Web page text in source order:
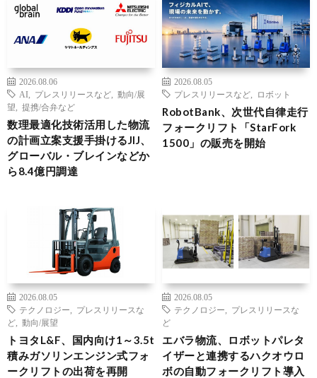
2026.08.06
AI
プレスリリースなど
動向/展
望
提携/合弁など
数理最適化技術活用した物流
の計画立案支援手掛けるJIJ、
グローバル・ブレインなどか
ら8.4億円調達
2026.08.05
プレスリリースなど
ロボット
RobotBank、次世代自律走行
フォークリフト「StarFork
1500」の販売を開始
2026.08.05
テクノロジー
プレスリリースな
ど
動向/展望
トヨタL&F、国内向け1～3.5t
積みガソリンエンジン式フォ
ークリフトの出荷を再開
2026.08.05
テクノロジー
プレスリリースな
ど
エバラ物流、ロボットパレタ
イザーと連携するハクオウロ
ボの自動フォークリフト導入